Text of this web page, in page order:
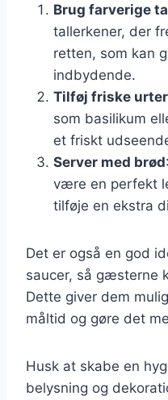
Brug farverige
tallerkener, der
retten, som kan
indbydende.
Tilføj friske urter
som basilikum
et friskt
Server med brød
være en perfekt
tilføje en ekstra
Det er også en god
saucer, så gæsterne
Dette giver dem
måltid og gøre det
Husk at skabe en
belysning og